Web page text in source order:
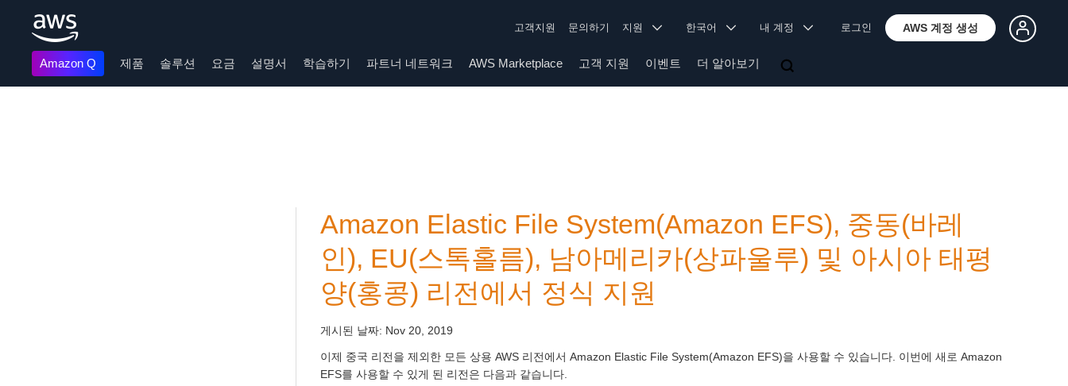
고객지원 문의하기 지원 한국어 내 계정 로그인 AWS 계정 생성
Amazon Q 제품 솔루션 요금 설명서 학습하기 파트너 네트워크 AWS Marketplace 고객 지원 이벤트 더 알아보기
Amazon Elastic File System(Amazon EFS), 중동(바레
인), EU(스톡홀름), 남아메리카(상파울루) 및 아시아 태평
양(홍콩) 리전에서 정식 지원
게시된 날짜: Nov 20, 2019
이제 중국 리전을 제외한 모든 상용 AWS 리전에서 Amazon Elastic File System(Amazon EFS)을 사용할 수 있습니다. 이번에 새로 Amazon
EFS를 사용할 수 있게 된 리전은 다음과 같습니다.